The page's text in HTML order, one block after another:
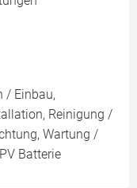
/ Einbau,
Reinigung /
Wartung /
Batterie